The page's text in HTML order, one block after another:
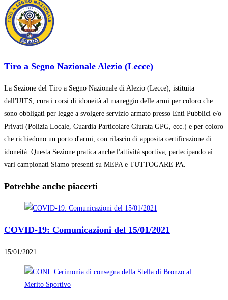
Tiro a Segno Nazionale Alezio (Lecce)
La Sezione del Tiro a Segno Nazionale di Alezio (Lecce), istituita
dall'UITS, cura i corsi di idoneità al maneggio delle armi per coloro che
sono obbligati per legge a svolgere servizio armato presso Enti Pubblici e/o
Privati (Polizia Locale, Guardia Particolare Giurata GPG, ecc.) e per coloro
che richiedono un porto d'armi, con rilascio di apposita certificazione di
idoneità. Questa Sezione pratica anche l'attività sportiva, partecipando ai
vari campionati Siamo presenti su MEPA e TUTTOGARE PA.
Potrebbe anche piacerti
COVID-19: Comunicazioni del 15/01/2021
15/01/2021